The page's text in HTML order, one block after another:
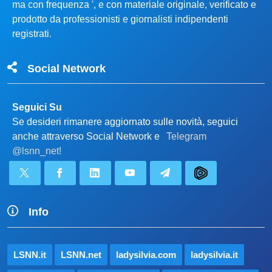
ma con frequenza ', e con materiale originale, verificato e
prodotto da professionisti e giornalisti indipendenti
registrati.
Social Network
Seguici Su
Se desideri rimanere aggiornato sulle novità, seguici
anche attraverso Social Network e
Telegram
@lsnn_net!
Info
LSNN.it LSNN.net ladysilvia.com ladysilvia.it